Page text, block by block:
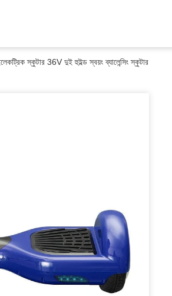
ইলেকট্রিক স্কুটার 36V দুই হুইল্ড স্বয়ং ব্যালেন্সিং স্কুটার